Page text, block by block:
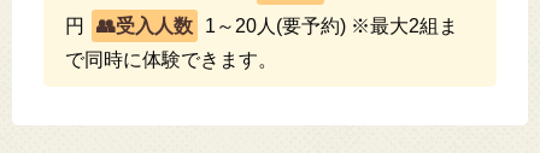
円
1～20人(要予約) ※最大2組ま
で同時に体験できます。